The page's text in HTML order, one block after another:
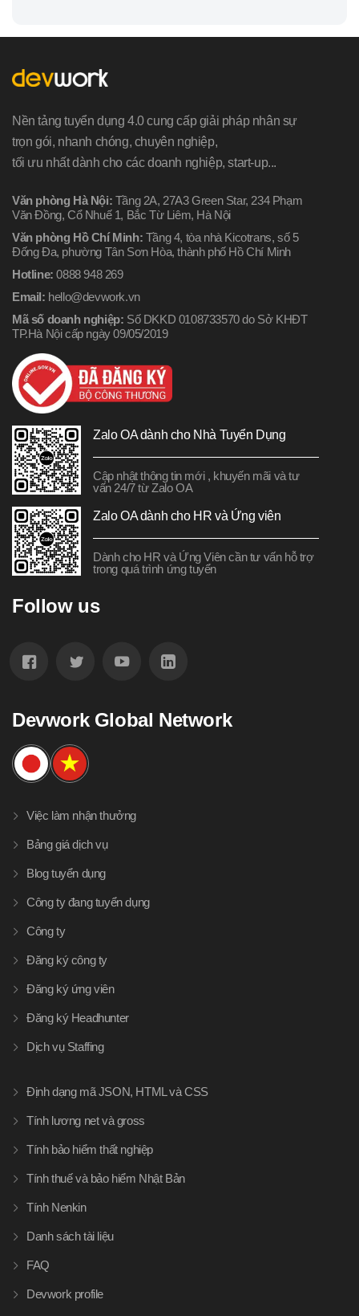
Nền tảng tuyển dụng 4.0 cung cấp giải pháp nhân sự
trọn gói, nhanh chóng, chuyên nghiệp,
tối ưu nhất dành cho các doanh nghiệp, start-up...
Văn phòng Hà Nội: Tầng 2A, 27A3 Green Star, 234 Phạm
Văn Đồng, Cổ Nhuế 1, Bắc Từ Liêm, Hà Nội
Văn phòng Hồ Chí Minh: Tầng 4, tòa nhà Kicotrans, số 5
Đống Đa, phường Tân Sơn Hòa, thành phố Hồ Chí Minh
Hotline: 0888 948 269
Email: hello@devwork.vn
Mã số doanh nghiệp: Số DKKD 0108733570 do Sở KHĐT
TP.Hà Nội cấp ngày 09/05/2019
Zalo OA dành cho Nhà Tuyển Dụng
Cập nhật thông tin mới , khuyến mãi và tư
vấn 24/7 từ Zalo OA
Zalo OA dành cho HR và Ứng viên
Dành cho HR và Ứng Viên cần tư vấn hỗ trợ
trong quá trình ứng tuyển
Follow us
Devwork Global Network
Việc làm nhận thưởng
Bảng giá dịch vụ
Blog tuyển dụng
Công ty đang tuyển dụng
Công ty
Đăng ký công ty
Đăng ký ứng viên
Đăng ký Headhunter
Dịch vụ Staffing
Định dạng mã JSON, HTML và CSS
Tính lương net và gross
Tính bảo hiểm thất nghiệp
Tính thuế và bảo hiểm Nhật Bản
Tính Nenkin
Danh sách tài liệu
FAQ
Devwork profile